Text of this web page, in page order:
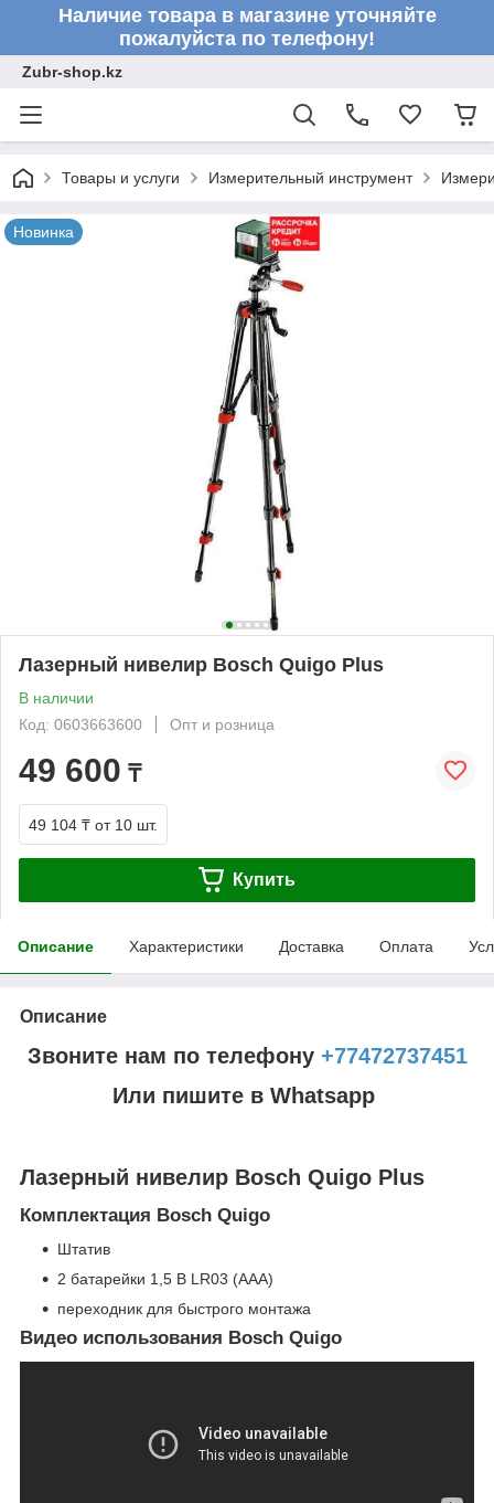
Наличие товара в магазине уточняйте
пожалуйста по телефону!
Zubr-shop.kz
Товары и услуги Измерительный инструмент
Новинка
Лазерный нивелир Bosch Quigo Plus
В наличии
Код: 0603663600
Опт и розница
49 600 ₸
49 104 ₸ от 10 шт.
Купить
Описание Характеристики Доставка Оплата
Описание
Звоните нам по телефону +77472737451
Или пишите в Whatsapp
Лазерный нивелир Bosch Quigo Plus
Комплектация Bosch Quigo
Штатив
2 батарейки 1,5 В LR03 (AAA)
переходник для быстрого монтажа
Видео использования Bosch Quigo